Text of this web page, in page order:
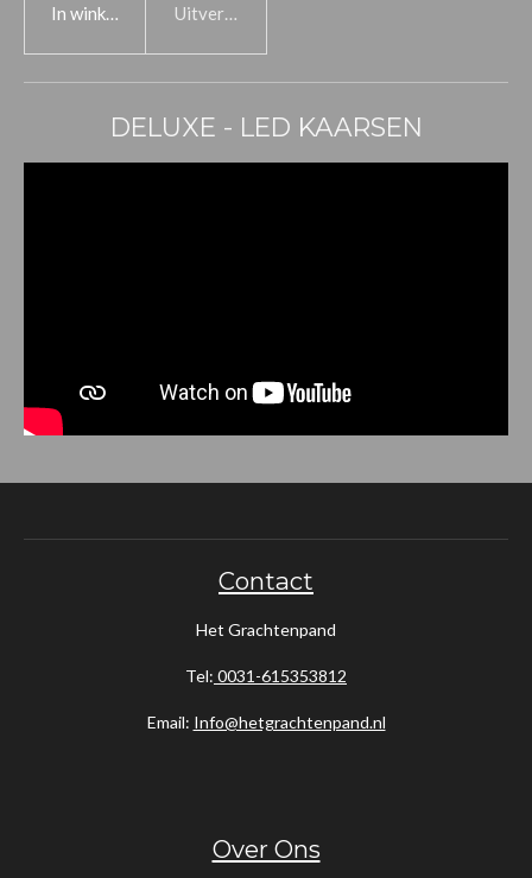
In winkelwagen Uitverkocht
DELUXE - LED KAARSEN
Contact
Het Grachtenpand
Tel: 0031-615353812
Email: Info@hetgrachtenpand.nl
Over Ons